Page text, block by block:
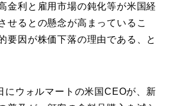
金利と雇用市場の鈍化等が米国経
せるとの懸念が高まっているこ
要因が株価下落の理由である、と
にウォルマートの米国CEOが、新